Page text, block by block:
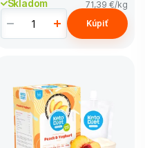
Skladom 71,39 €/kg
Kúpiť